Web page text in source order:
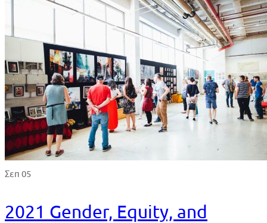
Σεπ 05
2021 Gender, Equity, and